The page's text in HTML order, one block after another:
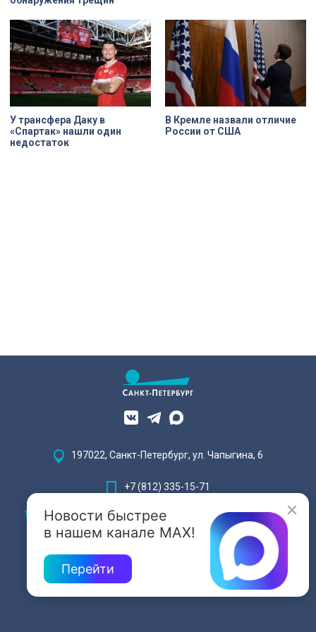
У трансфера Даку в
«Спартак» нашли один
недостаток
В Кремле назвали отличие
России от США
Новости быстрее
в нашем канале MAX!
Перейти
197022, Санкт-Петербург, ул. Чапыгина, 6
+7 (812) 335-15-71
Внимание! Отдельные видеоматериалы, размещенные на настоящем
сайте, могут содержать информацию, предназначенную для лиц,
достигших 18 лет.